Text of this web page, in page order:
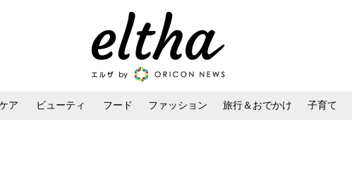
ア ビューティ フード ファッション 旅行＆おでかけ 子育て